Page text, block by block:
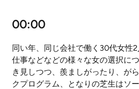
00:00
同い年、同じ会社で働く30代女性2
仕事などなどの様々な女の選択に
き見しつつ、羨ましがったり、が
クプログラム、となりの芝生はソー